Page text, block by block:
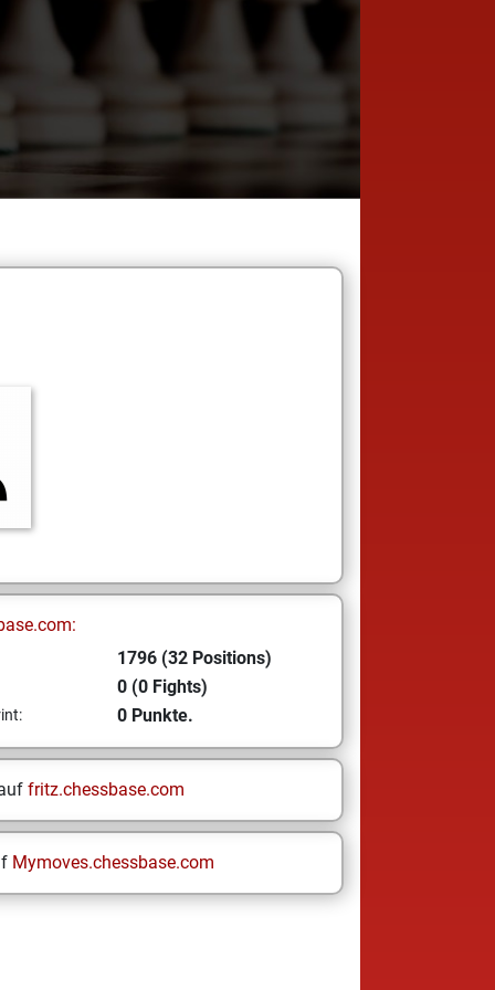
1796 (32 Positions)
0 (0 Fights)
0 Punkte.
fritz.chessbase.com
Mymoves.chessbase.com